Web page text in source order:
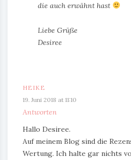
die auch erwähnt hast
Liebe Grüße
Desiree
HEIKE
19. Juni 2018 at 11:10
Antworten
Hallo Desiree.
Auf meinem Blog sind die
Wertung. Ich halte gar nichts